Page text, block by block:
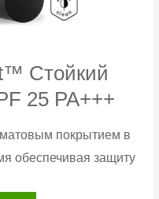
Стойкий
25 PA+++
покрытием в
обеспечивая защиту